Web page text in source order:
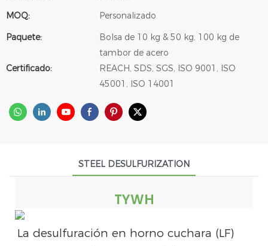
MOQ:
Personalizado
Paquete:
Bolsa de 10 kg & 50 kg, 100 kg de
tambor de acero
Certificado:
REACH, SDS, SGS, ISO 9001, ISO
45001, ISO 14001
STEEL DESULFURIZATION
TYWH
La desulfuración en horno cuchara (LF)